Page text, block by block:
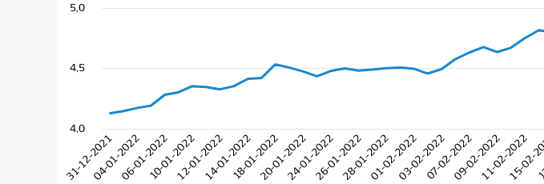
31-12-2021
04-01-202206-01-202210-01-202212-01-202214-01-202218-01-202220-01-202224-01-202226-01-202228-01-202201-02-202203-02-202207-02-202209-02-202211-02-2022
15-
4,0
4,5
5,0